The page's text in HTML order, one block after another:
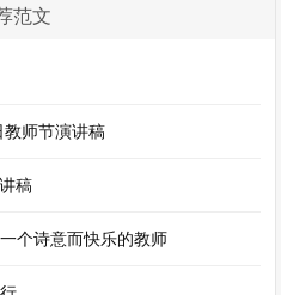
范文
师节演讲稿
稿
个诗意而快乐的教师